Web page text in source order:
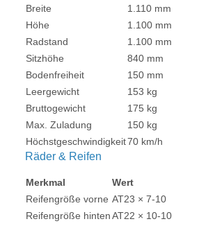
Breite
1.110 mm
Höhe
1.100 mm
Radstand
1.100 mm
Sitzhöhe
840 mm
Bodenfreiheit
150 mm
Leergewicht
153 kg
Bruttogewicht
175 kg
Max. Zuladung
150 kg
Höchstgeschwindigkeit70 km/h
Räder & Reifen
Merkmal
Wert
Reifengröße vorne AT23 × 7-10
Reifengröße hintenAT22 × 10-10